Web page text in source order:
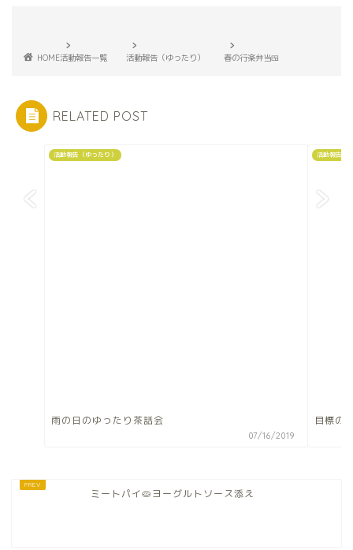
HOME活動報告一覧 活動報告（ゆったり） 春の行楽弁当🍱
RELATED POST
活動報告（ゆったり）
雨の日のゆったり茶話会
07/16/2019
活動報告（
目標の
ミートパイ🥧ヨーグルトソース添え